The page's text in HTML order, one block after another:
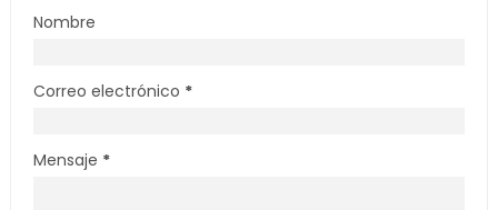
Nombre
Correo electrónico *
Mensaje *